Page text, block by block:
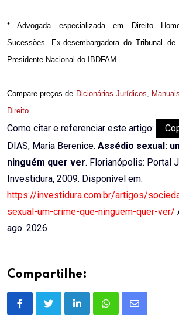
* Advogada especializada em Direito
Sucessões. Ex-desembargadora do Tribunal
Presidente Nacional do IBDFAM
Compare preços de Dicionários Jurídicos,
Direito.
Como citar e referenciar este artigo:
DIAS, Maria Berenice. Assédio sexual:
ninguém quer ver. Florianópolis: Portal
Investidura, 2009. Disponível em:
https://investidura.com.br/artigos/
sexual-um-crime-que-ninguem-quer-ver/
ago. 2026
Compartilhe:
LinkedInWhatsappShare